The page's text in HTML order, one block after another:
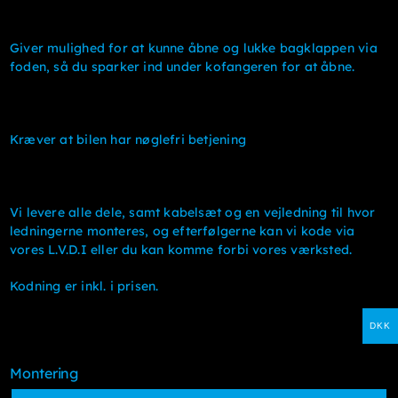
Giver mulighed for at kunne åbne og lukke bagklappen via
foden, så du sparker ind under kofangeren for at åbne.
Kræver at bilen har nøglefri betjening
Vi levere alle dele, samt kabelsæt og en vejledning til hvor
ledningerne monteres, og efterfølgerne kan vi kode via
vores L.V.D.I eller du kan komme forbi vores værksted.
Kodning er inkl. i prisen.
Montering
DKK